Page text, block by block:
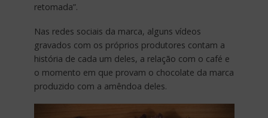
retomada”.
Nas redes sociais da marca, alguns vídeos
gravados com os próprios produtores contam a
história de cada um deles, a relação com o café e
o momento em que provam o chocolate da marca
produzido com a amêndoa deles.